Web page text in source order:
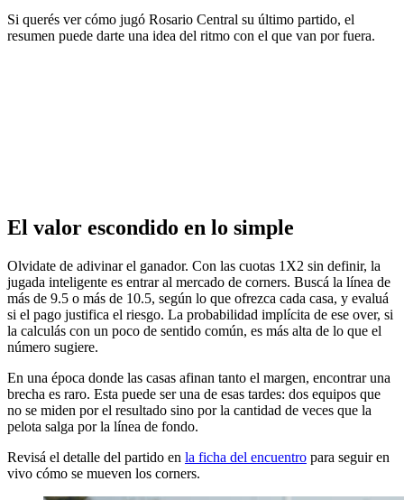
Si querés ver cómo jugó Rosario Central su último partido, el
resumen puede darte una idea del ritmo con el que van por fuera.
El valor escondido en lo simple
Olvidate de adivinar el ganador. Con las cuotas 1X2 sin definir, la
jugada inteligente es entrar al mercado de corners. Buscá la línea de
más de 9.5 o más de 10.5, según lo que ofrezca cada casa, y evaluá
si el pago justifica el riesgo. La probabilidad implícita de ese over, si
la calculás con un poco de sentido común, es más alta de lo que el
número sugiere.
En una época donde las casas afinan tanto el margen, encontrar una
brecha es raro. Esta puede ser una de esas tardes: dos equipos que
no se miden por el resultado sino por la cantidad de veces que la
pelota salga por la línea de fondo.
Revisá el detalle del partido en la ficha del encuentro para seguir en
vivo cómo se mueven los corners.